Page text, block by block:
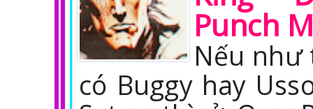
Punch
Nếu như
có Buggy hay